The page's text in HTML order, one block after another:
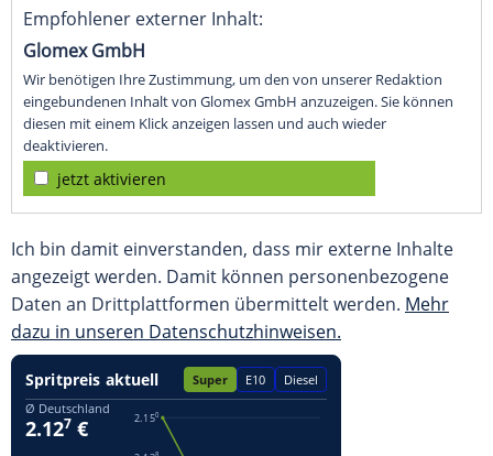
Empfohlener externer Inhalt:
Glomex GmbH
Wir benötigen Ihre Zustimmung, um den von unserer Redaktion
eingebundenen Inhalt von Glomex GmbH anzuzeigen. Sie können
diesen mit einem Klick anzeigen lassen und auch wieder
deaktivieren.
jetzt aktivieren
Ich bin damit einverstanden, dass mir externe Inhalte
angezeigt werden. Damit können personenbezogene
Daten an Drittplattformen übermittelt werden. Mehr
dazu in unseren Datenschutzhinweisen.